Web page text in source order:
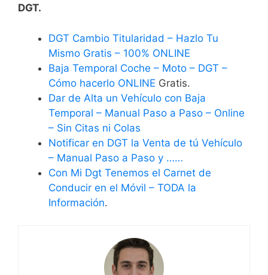
DGT.
DGT Cambio Titularidad – Hazlo Tu
Mismo Gratis – 100% ONLINE
Baja Temporal Coche – Moto – DGT –
Cómo hacerlo ONLINE Gratis.
Dar de Alta un Vehículo con Baja
Temporal – Manual Paso a Paso – Online
– Sin Citas ni Colas
Notificar en DGT la Venta de tú Vehículo
– Manual Paso a Paso y ……
Con Mi Dgt Tenemos el Carnet de
Conducir en el Móvil – TODA la
Información.